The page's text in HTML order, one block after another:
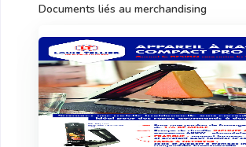
Documents liés au merchandising